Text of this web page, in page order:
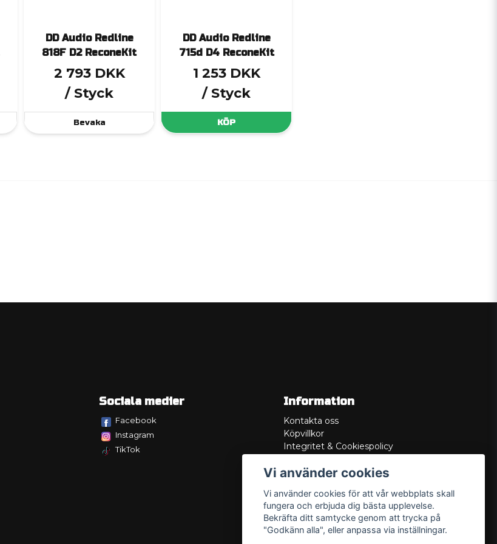
DD Audio Redline
818F D2 ReconeKit
2 793 DKK
/ Styck
Bevaka
DD Audio Redline
715d D4 ReconeKit
1 253 DKK
/ Styck
KÖP
Sociala medier
Facebook
Instagram
TikTok
Information
Kontakta oss
Köpvillkor
Integritet & Cookiespolicy
Service/Garanti
Lådritning
Om oss
Vi använder cookies
Vi använder cookies för att vår webbplats skall
fungera och erbjuda dig bästa upplevelse.
Bekräfta ditt samtycke genom att trycka på
"Godkänn alla", eller anpassa via inställningar.